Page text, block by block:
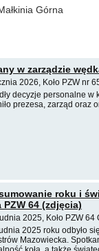
Górna
w zarządzie
2026, Koło PZW nr
decyzje personalne w
prezesa, zarząd oraz
roku i
PZW 64 (zdjęcia)
2025, Koło PZW
2025 roku odbyło
Mazowiecka.